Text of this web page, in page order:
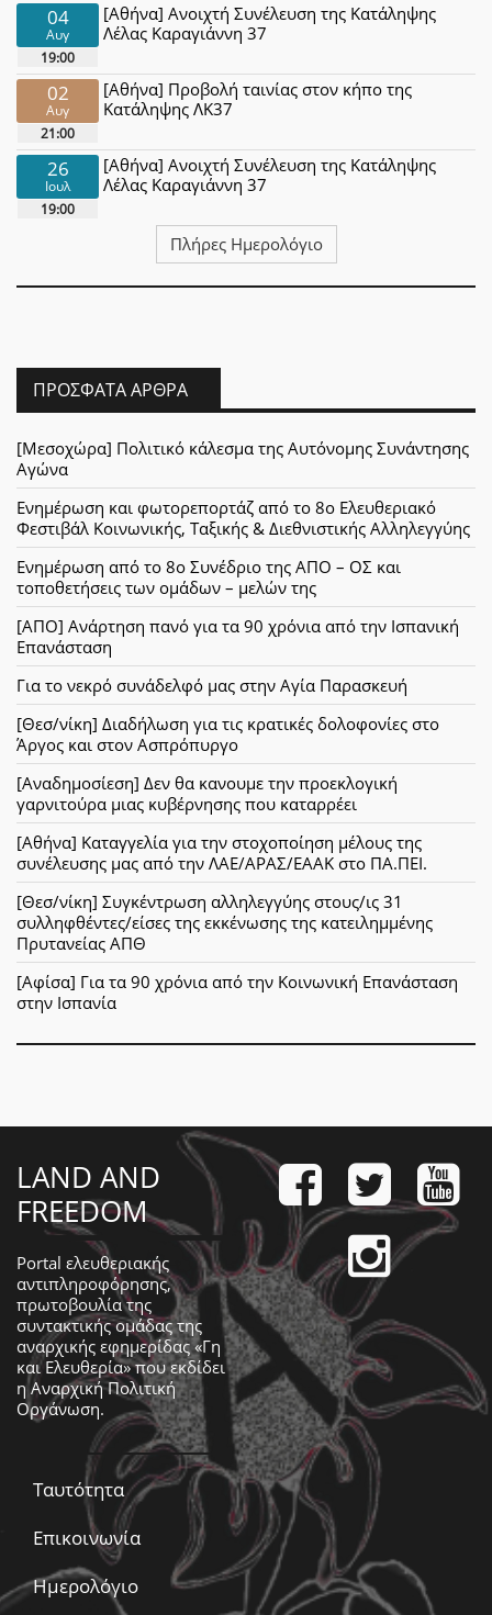
04
Αυγ
19:00
[Αθήνα] Ανοιχτή Συνέλευση της Κατάληψης
Λέλας Καραγιάννη 37
02
Αυγ
21:00
[Αθήνα] Προβολή ταινίας στον κήπο της
Κατάληψης ΛΚ37
26
Ιουλ
19:00
[Αθήνα] Ανοιχτή Συνέλευση της Κατάληψης
Λέλας Καραγιάννη 37
Πλήρες Ημερολόγιο
ΠΡΌΣΦΑΤΑ ΆΡΘΡΑ
[Μεσοχώρα] Πολιτικό κάλεσμα της Αυτόνομης Συνάντησης
Αγώνα
Ενημέρωση και φωτορεπορτάζ από το 8ο Ελευθεριακό
Φεστιβάλ Κοινωνικής, Ταξικής & Διεθνιστικής Αλληλεγγύης
Ενημέρωση από το 8ο Συνέδριο της ΑΠΟ – ΟΣ και
τοποθετήσεις των ομάδων – μελών της
[ΑΠΟ] Ανάρτηση πανό για τα 90 χρόνια από την Ισπανική
Επανάσταση
Για το νεκρό συνάδελφό μας στην Αγία Παρασκευή
[Θεσ/νίκη] Διαδήλωση για τις κρατικές δολοφονίες στο
Άργος και στον Ασπρόπυργο
[Αναδημοσίεση] Δεν θα κανουμε την προεκλογική
γαρνιτούρα μιας κυβέρνησης που καταρρέει
[Αθήνα] Καταγγελία για την στοχοποίηση μέλους της
συνέλευσης μας από την ΛΑΕ/ΑΡΑΣ/ΕΑΑΚ στο ΠΑ.ΠΕΙ.
[Θεσ/νίκη] Συγκέντρωση αλληλεγγύης στους/ις 31
συλληφθέντες/είσες της εκκένωσης της κατειλημμένης
Πρυτανείας ΑΠΘ
[Αφίσα] Για τα 90 χρόνια από την Κοινωνική Επανάσταση
στην Ισπανία
LAND AND
FREEDOM
Portal ελευθεριακής
αντιπληροφόρησης,
πρωτοβουλία της
συντακτικής ομάδας της
αναρχικής εφημερίδας «Γη
και Ελευθερία» που εκδίδει
ηΑναρχική Πολιτική
Οργάνωση.
Ταυτότητα
Επικοινωνία
Ημερολόγιο